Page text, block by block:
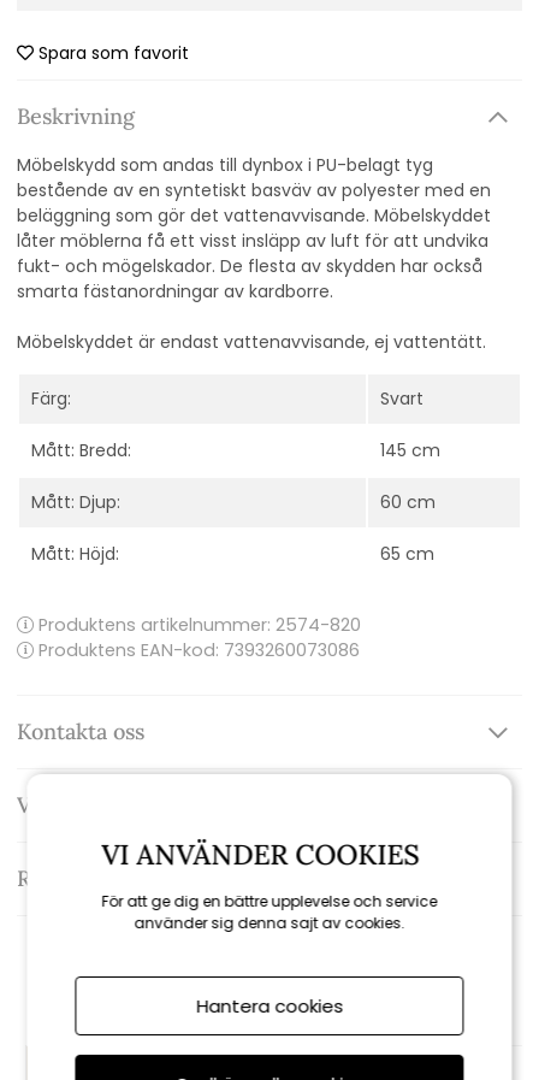
Spara som favorit
Beskrivning
Möbelskydd som andas till dynbox i PU-belagt tyg
bestående av en syntetiskt basväv av polyester med en
beläggning som gör det vattenavvisande. Möbelskyddet
låter möblerna få ett visst insläpp av luft för att undvika
fukt- och mögelskador. De flesta av skydden har också
smarta fästanordningar av kardborre.
Möbelskyddet är endast vattenavvisande, ej vattentätt.
Färg: Svart
Mått: Bredd: 145 cm
Mått: Djup: 60 cm
Mått: Höjd: 65 cm
Produktens artikelnummer: 2574-820
Produktens EAN-kod: 7393260073086
Kontakta oss
Varumärke: Brafab
Recensioner
Rekommenderade tillbehör
VI ANVÄNDER COOKIES
För att ge dig en bättre upplevelse och service
använder sig denna sajt av cookies.
Hantera cookies